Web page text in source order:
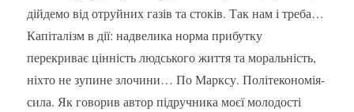
дійдемо від отруйних газів та стоків. Так нам і треба…
Капіталізм в дії: надвелика норма прибутку
перекриває цінність людського життя та моральність,
ніхто не зупине злочини… По Марксу. Політекономія-
сила. Як говорив автор підручника моєї молодості